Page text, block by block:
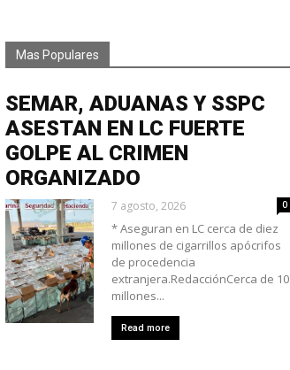
Mas Populares
SEMAR, ADUANAS Y SSPC
ASESTAN EN LC FUERTE
GOLPE AL CRIMEN
ORGANIZADO
7 agosto, 2026 0
* Aseguran en LC cerca de diez
millones de cigarrillos apócrifos
de procedencia
extranjera.RedacciónCerca de 10
millones...
Read more